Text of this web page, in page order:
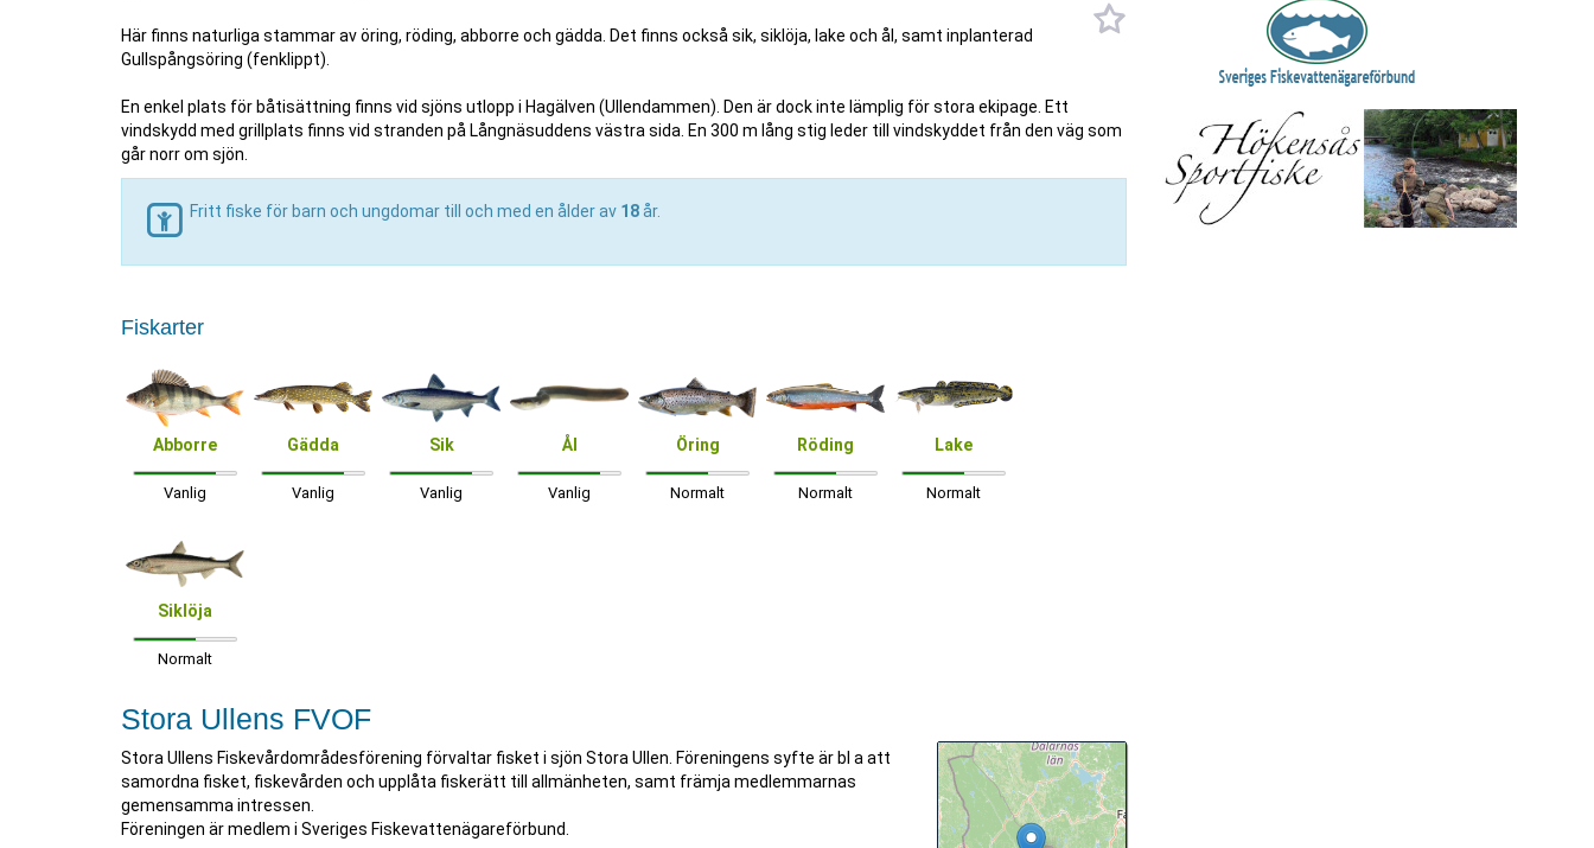
Här finns naturliga stammar av öring, röding, abborre och gädda. Det finns också sik, siklöja, lake och ål, samt inplanterad
Gullspångsöring (fenklippt).
En enkel plats för båtisättning finns vid sjöns utlopp i Hagälven (Ullendammen). Den är dock inte lämplig för stora ekipage. Ett
vindskydd med grillplats finns vid stranden på Långnäsuddens västra sida. En 300 m lång stig leder till vindskyddet från den väg som
går norr om sjön.
Fritt fiske för barn och ungdomar till och med en ålder av 18år.
Fiskarter
Abborre
Vanlig
Gädda
Vanlig
Sik
Vanlig
Ål
Vanlig
Öring
Normalt
Röding
Normalt
Lake
Normalt
Siklöja
Normalt
Stora Ullens FVOF
Stora Ullens Fiskevårdområdesförening förvaltar fisket i sjön Stora Ullen. Föreningens syfte är bl a att
samordna fisket, fiskevården och upplåta fiskerätt till allmänheten, samt främja medlemmarnas
gemensamma intressen.
Föreningen är medlem i Sveriges Fiskevattenägareförbund.